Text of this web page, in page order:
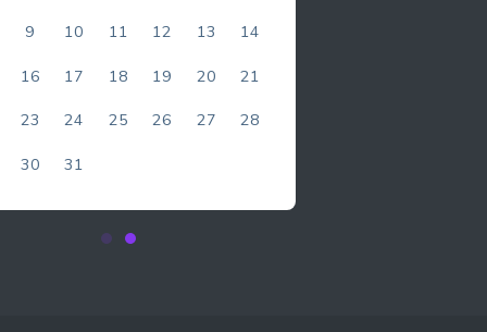
9 10 11 12 13 14
16 17 18 19 20 21
23 24 25 26 27 28
30 31